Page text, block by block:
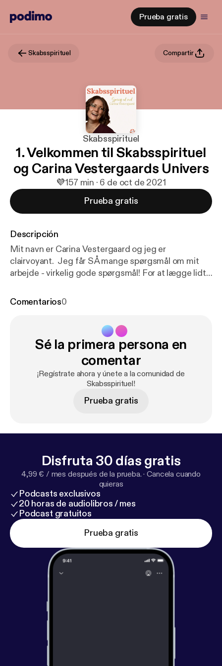
Prueba gratis
Skabsspirituel Compartir
Skabsspirituel
1. Velkommen til Skabsspirituel
og Carina Vestergaards Univers
💜157 min · 6 de oct de 2021
Prueba gratis
Descripción
Mit navn er Carina Vestergaard og jeg er
clairvoyant. Jeg får SÅ mange spørgsmål om mit
arbejde - virkelig gode spørgsmål! For at lægge lidt
ladet mig interviewe af min kære søster - Pernille
omtaler i podcasten er den der er linket til lige her:
ttps://www.facebook.com/groups/carinavestergaar
Comentarios0
Sé la primera persona en
comentar
¡Regístrate ahora y únete a la comunidad de
Skabsspirituel!
Prueba gratis
Disfruta 30 días gratis
4,99 € / mes después de la prueba. ·Cancela cuando
quieras
Podcasts exclusivos
20 horas de audiolibros / mes
Podcast gratuitos
Prueba gratis